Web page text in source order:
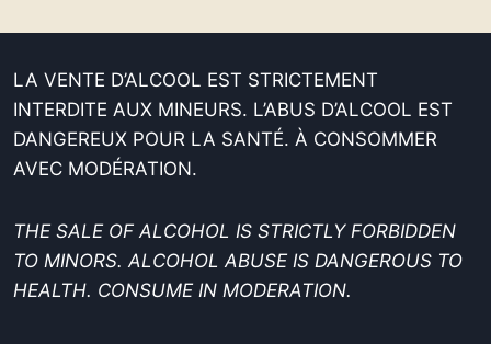
LA VENTE D’ALCOOL EST STRICTEMENT
INTERDITE AUX MINEURS. L’ABUS D’ALCOOL EST
DANGEREUX POUR LA SANTÉ. À CONSOMMER
AVEC MODÉRATION.
THE SALE OF ALCOHOL IS STRICTLY FORBIDDEN
TO MINORS. ALCOHOL ABUSE IS DANGEROUS TO
HEALTH. CONSUME IN MODERATION.